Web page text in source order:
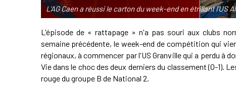
L'AG Caen a réussi le carton du week-end en étrillant l'US
L'épisode de « rattapage » n'a pas souri aux clubs
semaine précédente, le week-end de compétition qui
régionaux, à commencer par l'US Granville qui a perdu à
Vie dans le choc des deux derniers du classement (0-1).
rouge du groupe B de National 2.